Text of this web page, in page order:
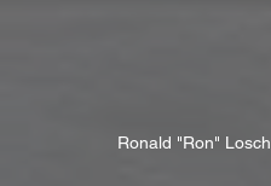
Ronald "Ron" Losch